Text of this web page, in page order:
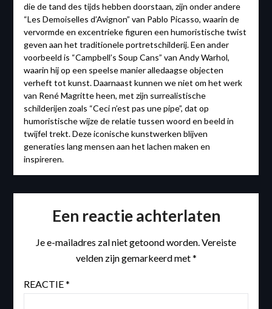
die de tand des tijds hebben doorstaan, zijn onder andere
“Les Demoiselles d’Avignon” van Pablo Picasso, waarin de
vervormde en excentrieke figuren een humoristische twist
geven aan het traditionele portretschilderij. Een ander
voorbeeld is “Campbell’s Soup Cans” van Andy Warhol,
waarin hij op een speelse manier alledaagse objecten
verheft tot kunst. Daarnaast kunnen we niet om het werk
van René Magritte heen, met zijn surrealistische
schilderijen zoals “Ceci n’est pas une pipe”, dat op
humoristische wijze de relatie tussen woord en beeld in
twijfel trekt. Deze iconische kunstwerken blijven
generaties lang mensen aan het lachen maken en
inspireren.
Een reactie achterlaten
Je e-mailadres zal niet getoond worden.Vereiste
velden zijn gemarkeerd met*
REACTIE*